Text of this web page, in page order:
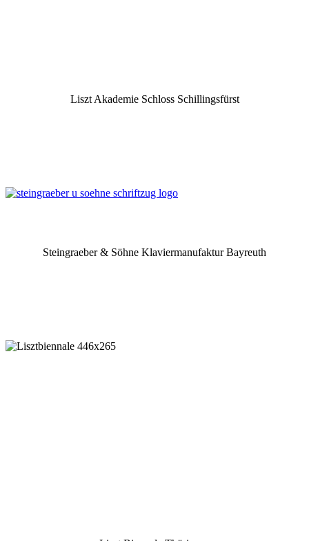
Liszt Akademie Schloss Schillingsfürst
Steingraeber & Söhne Klaviermanufaktur Bayreuth